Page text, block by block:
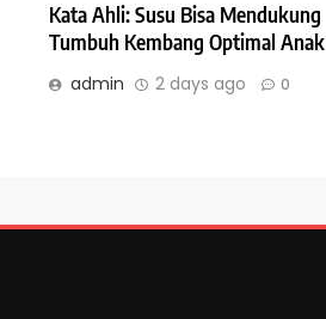
Kata Ahli: Susu Bisa Mendukung
Tumbuh Kembang Optimal Anak
admin 2 days ago 0